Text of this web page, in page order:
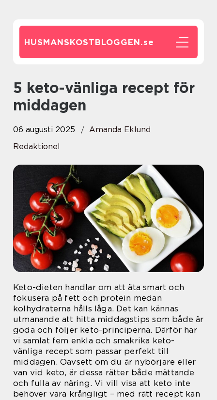
HUSMANSKOSTBLOGGEN.se
5 keto-vänliga recept för
middagen
06 augusti 2025
Amanda Eklund
Redaktionel
Keto-dieten handlar om att äta smart och
fokusera på fett och protein medan
kolhydraterna hålls låga. Det kan kännas
utmanande att hitta middagstips som både är
goda och följer keto-principerna. Därför har
vi samlat fem enkla och smakrika keto-
vänliga recept som passar perfekt till
middagen. Oavsett om du är nybörjare eller
van vid keto, är dessa rätter både mättande
och fulla av näring. Vi vill visa att keto inte
behöver vara krångligt – med rätt recept kan